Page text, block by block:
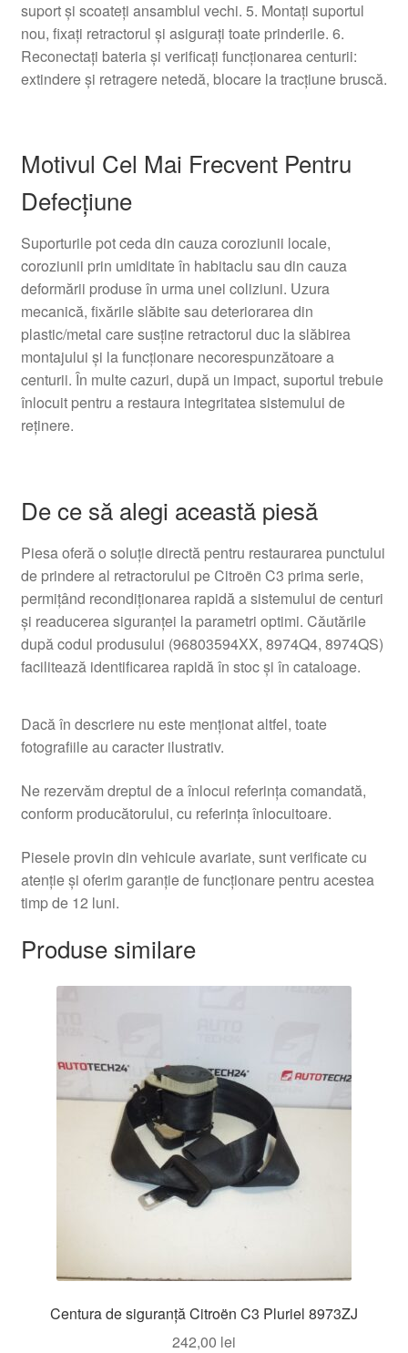
suport și scoateți ansamblul vechi. 5. Montați suportul
nou, fixați retractorul și asigurați toate prinderile. 6.
Reconectați bateria și verificați funcționarea centurii:
extindere și retragere netedă, blocare la tracțiune bruscă.
Motivul Cel Mai Frecvent Pentru
Defecțiune
Suporturile pot ceda din cauza coroziunii locale,
coroziunii prin umiditate în habitaclu sau din cauza
deformării produse în urma unei coliziuni. Uzura
mecanică, fixările slăbite sau deteriorarea din
plastic/metal care susține retractorul duc la slăbirea
montajului și la funcționare necorespunzătoare a
centurii. În multe cazuri, după un impact, suportul trebuie
înlocuit pentru a restaura integritatea sistemului de
reținere.
De ce să alegi această piesă
Piesa oferă o soluție directă pentru restaurarea punctului
de prindere al retractorului pe Citroën C3 prima serie,
permițând recondiționarea rapidă a sistemului de centuri
și readucerea siguranței la parametri optimi. Căutările
după codul produsului (96803594XX, 8974Q4, 8974QS)
facilitează identificarea rapidă în stoc și în cataloage.
Dacă în descriere nu este menționat altfel, toate
fotografiile au caracter ilustrativ.
Ne rezervăm dreptul de a înlocui referința comandată,
conform producătorului, cu referința înlocuitoare.
Piesele provin din vehicule avariate, sunt verificate cu
atenție și oferim garanție de funcționare pentru acestea
timp de 12 luni.
Produse similare
Centura de siguranță Citroën C3 Pluriel 8973ZJ
242,00 lei